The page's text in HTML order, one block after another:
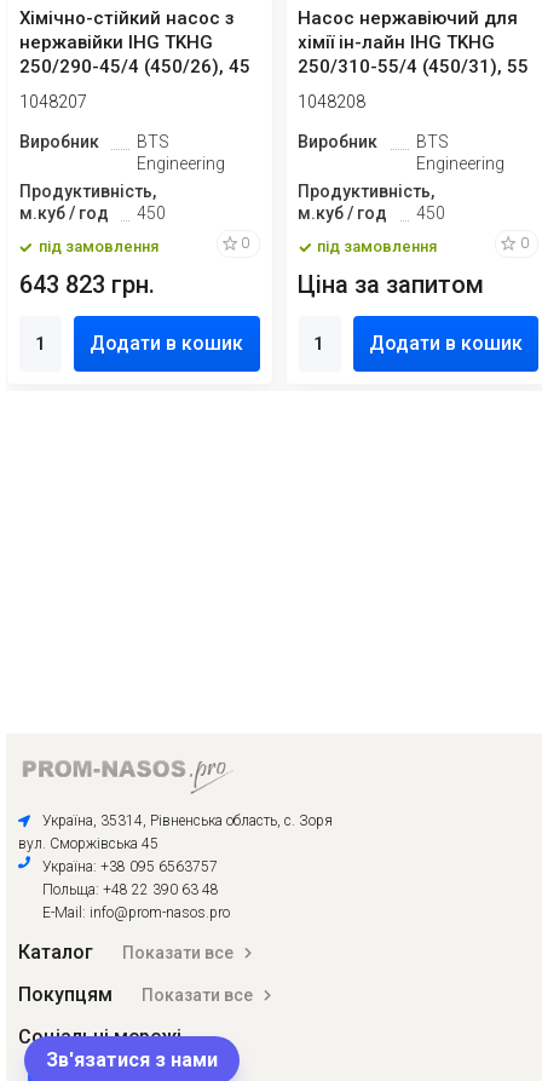
Хімічно-стійкий насос з
нержавійки IHG TKHG
250/290-45/4 (450/26), 45
kW, AIS...
1048207
Виробник
BTS
Engineering
Продуктивність,
м.куб / год
450
під замовлення 0
643 823 грн.
Додати в кошик
Насос нержавіючий для
хімії ін-лайн IHG TKHG
250/310-55/4 (450/31), 55
kW, AI...
1048208
Виробник
BTS
Engineering
Продуктивність,
м.куб / год
450
під замовлення 0
Ціна за запитом
Додати в кошик
Україна, 35314, Рівненська область, с. Зоря
вул. Сморжівська 45
Україна: +38 095 6563757
Польща: +48 22 390 63 48
E-Mail: info@prom-nasos.pro
Каталог Показати все
Покупцям Показати все
Соціальні мережі
Зв'язатися з нами